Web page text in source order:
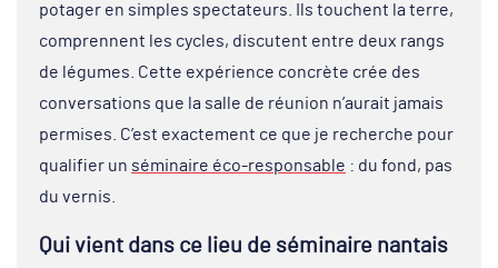
potager en simples spectateurs. Ils touchent la terre,
comprennent les cycles, discutent entre deux rangs
de légumes. Cette expérience concrète crée des
conversations que la salle de réunion n’aurait jamais
permises. C’est exactement ce que je recherche pour
qualifier un séminaire éco-responsable : du fond, pas
du vernis.
Qui vient dans ce lieu de séminaire nantais